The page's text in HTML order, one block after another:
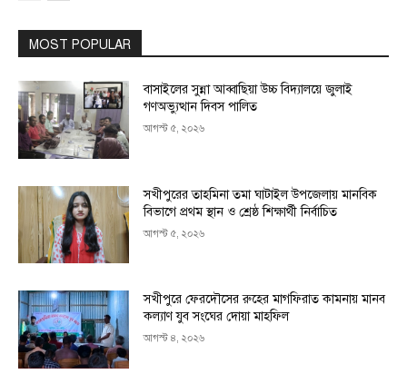
MOST POPULAR
বাসাইলের সুন্না আব্বাছিয়া উচ্চ বিদ্যালয়ে জুলাই
গণঅভ্যুত্থান দিবস পালিত
আগস্ট ৫, ২০২৬
সখীপুরের তাহমিনা তমা ঘাটাইল উপজেলায় মানবিক
বিভাগে প্রথম স্থান ও শ্রেষ্ঠ শিক্ষার্থী নির্বাচিত
আগস্ট ৫, ২০২৬
সখীপুরে ফেরদৌসের রুহের মাগফিরাত কামনায় মানব
কল্যাণ যুব সংঘের দোয়া মাহফিল
আগস্ট ৪, ২০২৬